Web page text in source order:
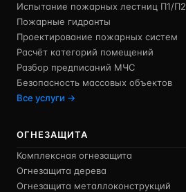
Испытание пожарных лестниц П1/П2
Пожарные гидранты
Проектирование пожарных систем
Расчёт категорий помещений
Разбор предписаний МЧС
Безопасность массовых объектов
Все услуги →
ОГНЕЗАЩИТА
Комплексная огнезащита
Огнезащита дерева
Огнезащита металлоконструкций